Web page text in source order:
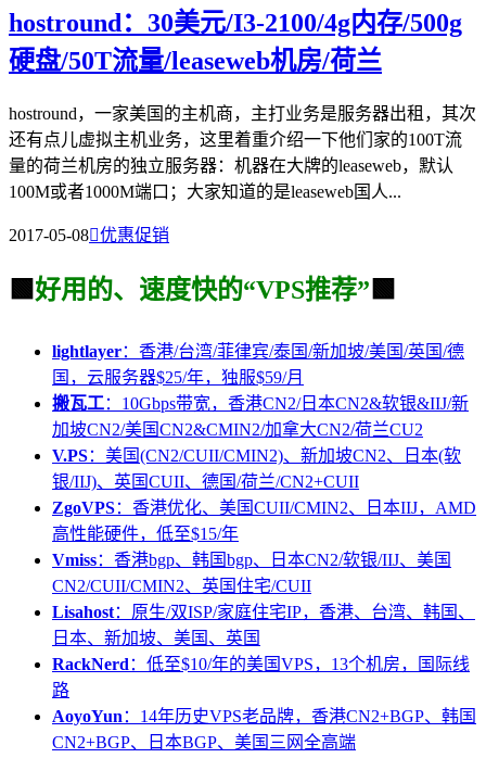
hostround：30美元/I3-2100/4g内存/500g
硬盘/50T流量/leaseweb机房/荷兰
hostround，一家美国的主机商，主打业务是服务器出租，其次
还有点儿虚拟主机业务，这里着重介绍一下他们家的100T流
量的荷兰机房的独立服务器：机器在大牌的leaseweb，默认
100M或者1000M端口；大家知道的是leaseweb国人...
2017-05-08优惠促销
🟩 好用的、速度快的“VPS推荐” 🟩
lightlayer：香港/台湾/菲律宾/泰国/新加坡/美国/英国/德
国，云服务器$25/年，独服$59/月
搬瓦工：10Gbps带宽，香港CN2/日本CN2&软银&IIJ/新
加坡CN2/美国CN2&CMIN2/加拿大CN2/荷兰CU2
V.PS：美国(CN2/CUII/CMIN2)、新加坡CN2、日本(软
银/IIJ)、英国CUII、德国/荷兰/CN2+CUII
ZgoVPS：香港优化、美国CUII/CMIN2、日本IIJ，AMD
高性能硬件，低至$15/年
Vmiss：香港bgp、韩国bgp、日本CN2/软银/IIJ、美国
CN2/CUII/CMIN2、英国住宅/CUII
Lisahost：原生/双ISP/家庭住宅IP，香港、台湾、韩国、
日本、新加坡、美国、英国
RackNerd ：低至$10/年的美国VPS，13个机房，国际线
路
AoyoYun ：14年历史VPS老品牌，香港CN2+BGP、韩国
CN2+BGP、日本BGP、美国三网全高端